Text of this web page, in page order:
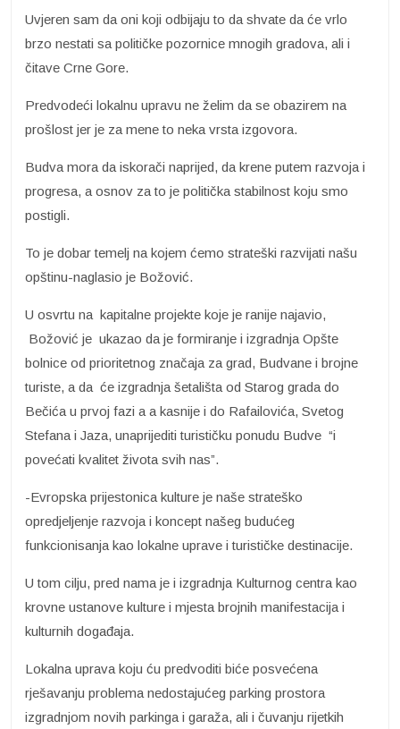
Uvjeren sam da oni koji odbijaju to da shvate da će vrlo
brzo nestati sa političke pozornice mnogih gradova, ali i
čitave Crne Gore.
Predvodeći lokalnu upravu ne želim da se obazirem na
prošlost jer je za mene to neka vrsta izgovora.
Budva mora da iskorači naprijed, da krene putem razvoja i
progresa, a osnov za to je politička stabilnost koju smo
postigli.
To je dobar temelj na kojem ćemo strateški razvijati našu
opštinu-naglasio je Božović.
U osvrtu na kapitalne projekte koje je ranije najavio,
Božović je ukazao da je formiranje i izgradnja Opšte
bolnice od prioritetnog značaja za grad, Budvane i brojne
turiste, a da će izgradnja šetališta od Starog grada do
Bečića u prvoj fazi a a kasnije i do Rafailovića, Svetog
Stefana i Jaza, unaprijediti turističku ponudu Budve “i
povećati kvalitet života svih nas”.
-Evropska prijestonica kulture je naše strateško
opredjeljenje razvoja i koncept našeg budućeg
funkcionisanja kao lokalne uprave i turističke destinacije.
U tom cilju, pred nama je i izgradnja Kulturnog centra kao
krovne ustanove kulture i mjesta brojnih manifestacija i
kulturnih događaja.
Lokalna uprava koju ću predvoditi biće posvećena
rješavanju problema nedostajućeg parking prostora
izgradnjom novih parkinga i garaža, ali i čuvanju rijetkih